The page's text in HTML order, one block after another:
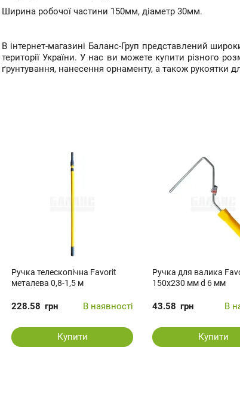
Ширина робочої частини 150мм, діаметр 30мм.
В інтернет-магазині Баланс-Груп представлений
території України. У нас ви можете купити різного
ґрунтування, нанесення орнаменту, а також рукоятки
Ручка телескопічна Favorit
металева 0,8-1,5 м
228.58 грн В наявності
Купити
Ручка для валика
150х230 мм d 6 мм
43.58 грн В
Купити